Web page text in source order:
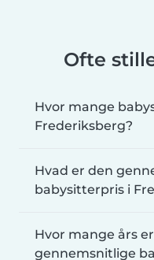
Ofte
Hvor mange
Frederiksberg?
Hvad er den
babysitterpris i
Hvor mange års
gennemsnitlige